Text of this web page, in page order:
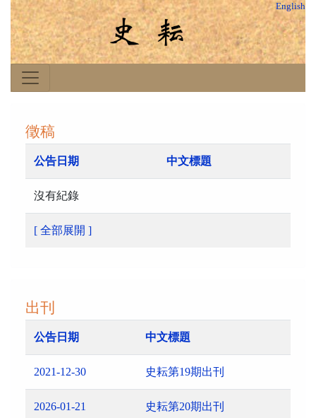
English
徵稿
公告日期 中文標題
沒有紀錄
[ 全部展開 ]
出刊
公告日期 中文標題
2021-12-30 史耘第19期出刊
2026-01-21 史耘第20期出刊